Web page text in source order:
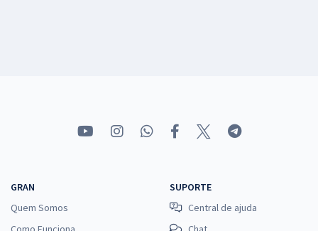
GRAN
Quem Somos
SUPORTE
Central de ajuda